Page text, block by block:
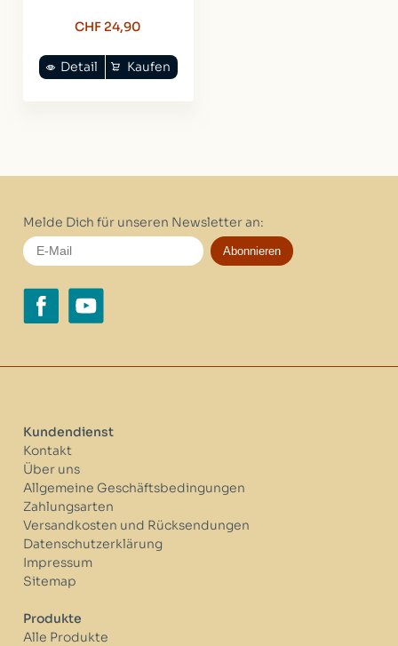
CHF 24,90
Kaufen
Detail
Melde Dich für unseren Newsletter an:
Abonnieren
Kundendienst
Kontakt
Über uns
Allgemeine Geschäftsbedingungen
Zahlungsarten
Versandkosten und Rücksendungen
Datenschutzerklärung
Impressum
Sitemap
Produkte
Alle Produkte